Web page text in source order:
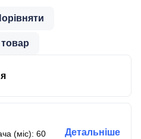
(міс): 60
Детальніше